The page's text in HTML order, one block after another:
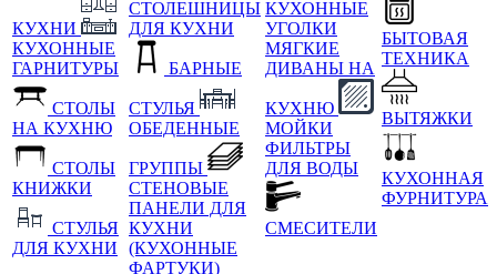
КУХНИ
КУХОННЫЕ
ГАРНИТУРЫ
СТОЛЫ
НА КУХНЮ
СТОЛЫ
КНИЖКИ
СТУЛЬЯ
ДЛЯ КУХНИ
СТОЛЕШНИЦЫ
ДЛЯ КУХНИ
БАРНЫЕ
СТУЛЬЯ
ОБЕДЕННЫЕ
ГРУППЫ
СТЕНОВЫЕ
ПАНЕЛИ ДЛЯ
КУХНИ
(КУХОННЫЕ
ФАРТУКИ)
КУХОННЫЕ
УГОЛКИ
МЯГКИЕ
ДИВАНЫ НА
КУХНЮ
МОЙКИ
ФИЛЬТРЫ
ДЛЯ ВОДЫ
СМЕСИТЕЛИ
БЫТОВАЯ
ТЕХНИКА
ВЫТЯЖКИ
КУХОННАЯ
ФУРНИТУРА